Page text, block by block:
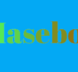
contenu